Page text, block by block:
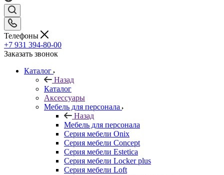
Телефоны
+7 931 394-80-00
Заказать звонок
Каталог
Назад
Каталог
Аксессуары
Мебель для персонала
Назад
Мебель для персонала
Серия мебели Onix
Серия мебели Concept
Серия мебели Estetica
Серия мебели Locker plus
Серия мебели Loft